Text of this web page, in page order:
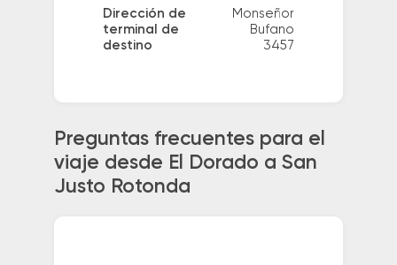
Dirección de
terminal de
destino
Monseñor
Bufano
3457
Preguntas frecuentes para el
viaje desde El Dorado a San
Justo Rotonda